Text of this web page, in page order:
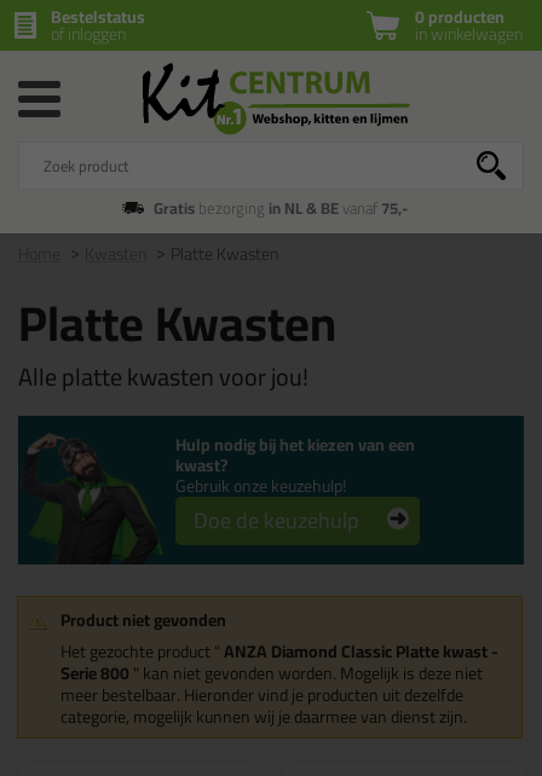
0 producten
in winkelwagen
Bestelstatus
of inloggen
Gratisbezorging in NL & BEvanaf75,-
Kwasten Platte Kwasten
Platte Kwasten
Alle platte kwasten voor jou!
Hulp nodig bij het kiezen van een
kwast?
Gebruik onze keuzehulp!
Doe de keuzehulp
Product niet gevonden
Het gezochte product "ANZA Diamond Classic Platte kwast -
Serie 800" kan niet gevonden worden. Mogelijk is deze niet
meer bestelbaar. Hieronder vind je producten uit dezelfde
categorie, mogelijk kunnen wij je daarmee van dienst zijn.